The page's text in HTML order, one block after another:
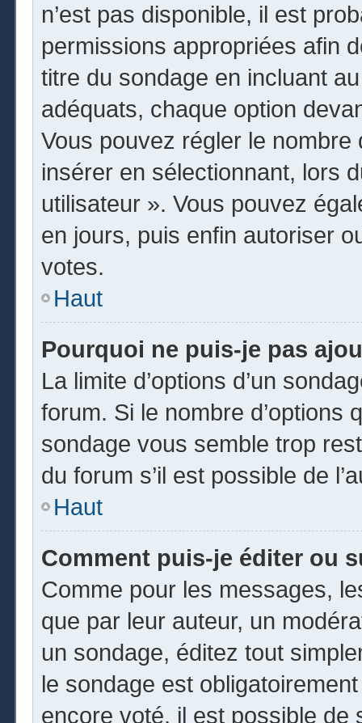
n’est pas disponible, il est
permissions appropriées afin
titre du sondage en incluant
adéquats, chaque option
Vous pouvez régler le nombre
insérer en sélectionnant, lors
utilisateur ». Vous pouvez
en jours, puis enfin autoriser
votes.
Haut
Pourquoi ne puis-je pas
La limite d’options d’un
forum. Si le nombre d’options
sondage vous semble trop
du forum s’il est possible de
Haut
Comment puis-je éditer ou
Comme pour les messages,
que par leur auteur, un
un sondage, éditez tout
le sondage est
encore voté, il est possible de